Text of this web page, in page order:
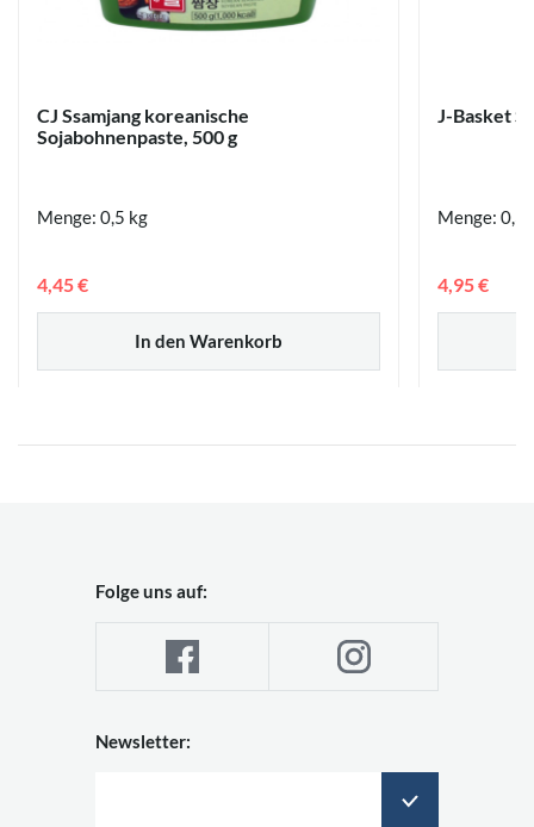
CJ Ssamjang koreanische
Sojabohnenpaste, 500 g
Menge: 0,5 kg
In den Warenkorb
4,45 €
J-Basket
Menge: 0,3
4,95 €
Folge uns auf:
Newsletter: